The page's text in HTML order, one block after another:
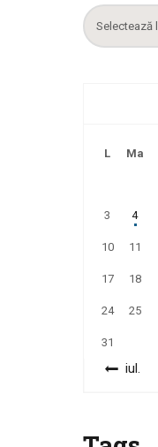
Arhiva
L Ma
3 4
10 11
17 18
24 25
31
« iul.